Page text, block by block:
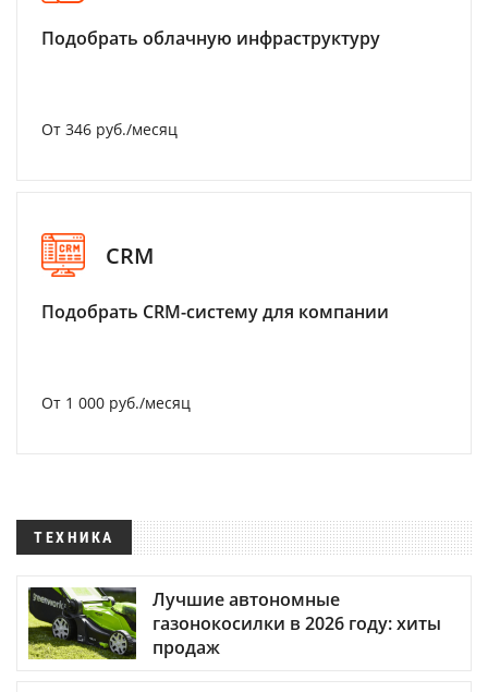
Подобрать облачную инфраструктуру
От 346 руб./месяц
CRM
Подобрать CRM-систему для компании
От 1 000 руб./месяц
ТЕХНИКА
Лучшие автономные
газонокосилки в 2026 году: хиты
продаж